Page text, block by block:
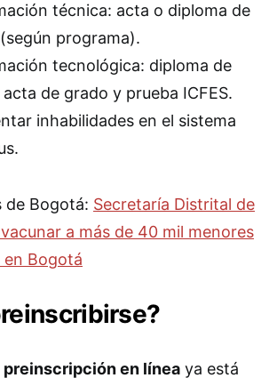
técnica: acta o diploma de
programa).
tecnológica: diploma de
de grado y prueba ICFES.
inhabilidades en el sistema
de Bogotá: Secretaría Distrital de
a más de 40 mil menores
en Bogotá
preinscripción en línea ya está